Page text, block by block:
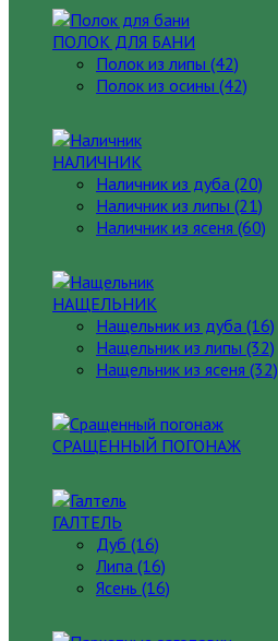
ПОЛОК ДЛЯ БАНИ
Полок из липы (42)
Полок из осины (42)
НАЛИЧНИК
Наличник из дуба (20)
Наличник из липы (21)
Наличник из ясеня (60)
НАЩЕЛЬНИК
Нащельник из дуба (16)
Нащельник из липы (32)
Нащельник из ясеня (32)
СРАЩЕННЫЙ ПОГОНАЖ
ГАЛТЕЛЬ
Дуб (16)
Липа (16)
Ясень (16)